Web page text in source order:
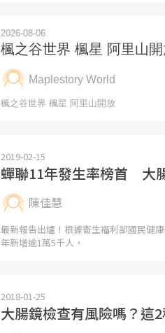
2019-02-15
蟬聯11年發生率榜首 大
陳佳慧
最新報告出爐！根據衛生福利部國民健
年新增逾1萬5千人，
2018-01-25
大腸鏡檢查有風險嗎？這